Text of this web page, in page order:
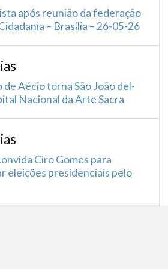
após reunião da federação
– Brasília – 26-05-26
de Aécio torna São João del-
Nacional da Arte Sacra
Ciro Gomes para
eleições presidenciais pelo